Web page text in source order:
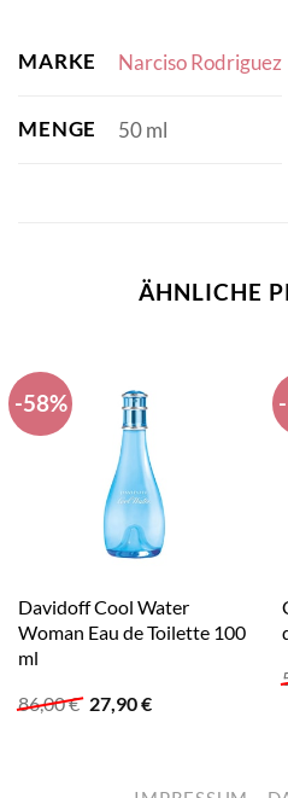
MARKE Narciso Rodriguez
MENGE 50 ml
ÄHNLICHE
-58%
Davidoff Cool Water
Woman Eau de Toilette 100
ml
86,00€ Ursprünglicher
Preis
27,90€Aktueller